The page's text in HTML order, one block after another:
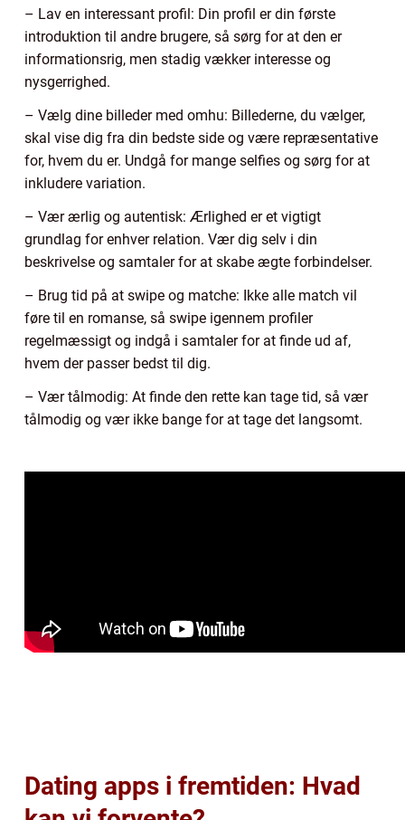
– Lav en interessant profil: Din profil er din første
introduktion til andre brugere, så sørg for at den er
informationsrig, men stadig vækker interesse og
nysgerrighed.
– Vælg dine billeder med omhu: Billederne, du vælger,
skal vise dig fra din bedste side og være repræsentative
for, hvem du er. Undgå for mange selfies og sørg for at
inkludere variation.
– Vær ærlig og autentisk: Ærlighed er et vigtigt
grundlag for enhver relation. Vær dig selv i din
beskrivelse og samtaler for at skabe ægte forbindelser.
– Brug tid på at swipe og matche: Ikke alle match vil
føre til en romanse, så swipe igennem profiler
regelmæssigt og indgå i samtaler for at finde ud af,
hvem der passer bedst til dig.
– Vær tålmodig: At finde den rette kan tage tid, så vær
tålmodig og vær ikke bange for at tage det langsomt.
Dating apps i fremtiden: Hvad